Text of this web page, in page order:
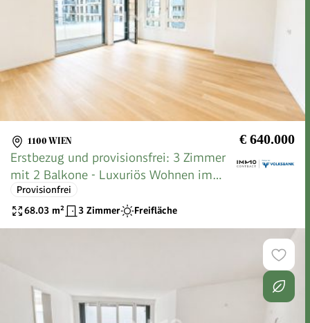
1100 WIEN € 640.000
Erstbezug und provisionsfrei: 3 Zimmer
mit 2 Balkone - Luxuriös Wohnen im
exklusiven Prachtgarten
Provisionfrei
68.03 m² 3 Zimmer Freifläche